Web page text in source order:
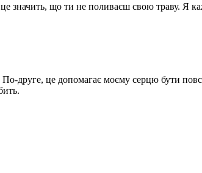
значить, що ти не поливаєш свою траву. Я
друге, це допомагає моєму серцю бути